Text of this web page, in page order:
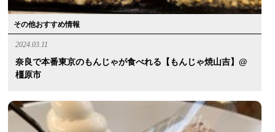
その他おすすめ情報
2024.03.11
奈良で本番東京のもんじゃが食べれる【もんじゃ焼山吉】@
橿原市